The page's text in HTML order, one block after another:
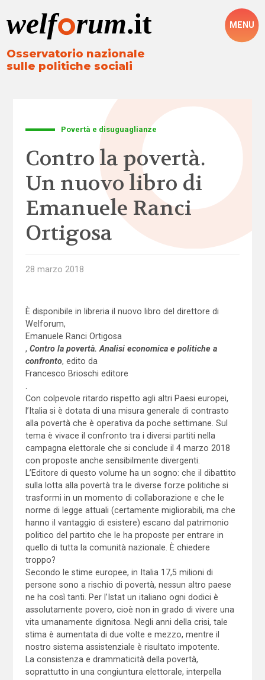
Osservatorio nazionale
sulle politiche sociali
MENU
Povertà e disuguaglianze
Contro la povertà.
Un nuovo libro di
Emanuele Ranci
Ortigosa
28 marzo 2018
È disponibile in libreria il nuovo libro del direttore di
Welforum,
Emanuele Ranci Ortigosa
, Contro la povertà. Analisi economica e politiche a
confronto, edito da
Francesco Brioschi editore
Con colpevole ritardo rispetto agli altri Paesi europei,
l’Italia si è dotata di una misura generale di contrasto
alla povertà che è operativa da poche settimane. Sul
tema è vivace il confronto tra i diversi partiti nella
campagna elettorale che si conclude il 4 marzo 2018
con proposte anche sensibilmente divergenti.
L’Editore di questo volume ha un sogno: che il dibattito
sulla lotta alla povertà tra le diverse forze politiche si
trasformi in un momento di collaborazione e che le
norme di legge attuali (certamente migliorabili, ma che
hanno il vantaggio di esistere) escano dal patrimonio
politico del partito che le ha proposte per entrare in
quello di tutta la comunità nazionale. È chiedere
troppo?
Secondo le stime europee, in Italia 17,5 milioni di
persone sono a rischio di povertà, nessun altro paese
ne ha così tanti. Per l’Istat un italiano ogni dodici è
assolutamente povero, cioè non in grado di vivere una
vita umanamente dignitosa. Negli anni della crisi, tale
stima è aumentata di due volte e mezzo, mentre il
nostro sistema assistenziale è risultato impotente.
La consistenza e drammaticità della povertà,
soprattutto in una congiuntura elettorale, interpella